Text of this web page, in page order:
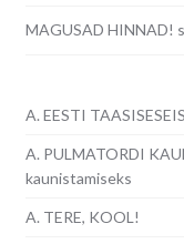
MAGUSAD HINNAD!
A. EESTI
A. PULMATORDI
kaunistamiseks
A. TERE, KOOL!